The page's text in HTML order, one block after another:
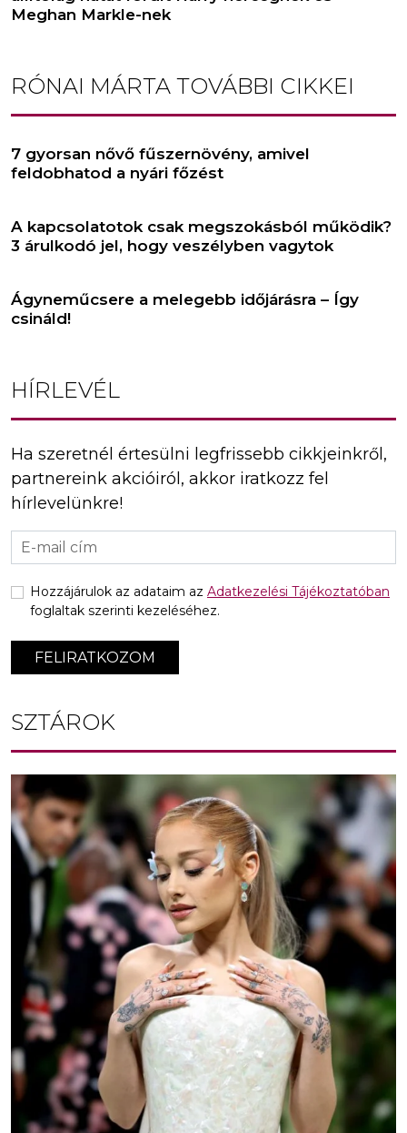
Meghan Markle-nek
RÓNAI MÁRTA TOVÁBBI CIKKEI
7 gyorsan nővő fűszernövény, amivel
feldobhatod a nyári főzést
A kapcsolatotok csak megszokásból működik?
3 árulkodó jel, hogy veszélyben vagytok
Ágyneműcsere a melegebb időjárásra – Így
csináld!
HÍRLEVÉL
Ha szeretnél értesülni legfrissebb cikkjeinkről,
partnereink akcióiról, akkor iratkozz fel
hírlevelünkre!
FELIRATKOZOM
Hozzájárulok az adataim az Adatkezelési Tájékoztatóban
foglaltak szerinti kezeléséhez.
SZTÁROK